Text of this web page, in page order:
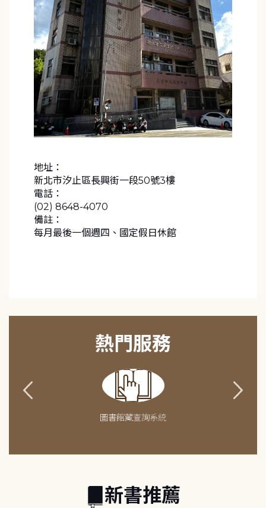
地址：
新北市汐止區長興街一段50號3樓
電話：
(02) 8648-4070
備註：
每月最後一個週四、國定假日休館
熱門服務
圖書館藏查詢系統
新書推薦